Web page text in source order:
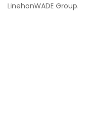
LinehanWADE Group.